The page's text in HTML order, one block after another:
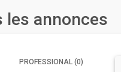
les annonces
PROFESSIONAL (0)